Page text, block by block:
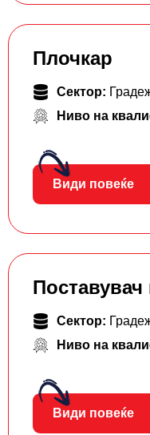
Плочкар
Сектор:
Ниво на
Види повеќе
Сектор:
Ниво на
Види повеќе